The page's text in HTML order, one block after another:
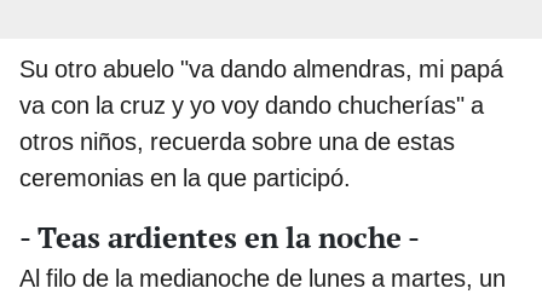
Su otro abuelo "va dando almendras, mi papá
va con la cruz y yo voy dando chucherías" a
otros niños, recuerda sobre una de estas
ceremonias en la que participó.
- Teas ardientes en la noche -
Al filo de la medianoche de lunes a martes, un